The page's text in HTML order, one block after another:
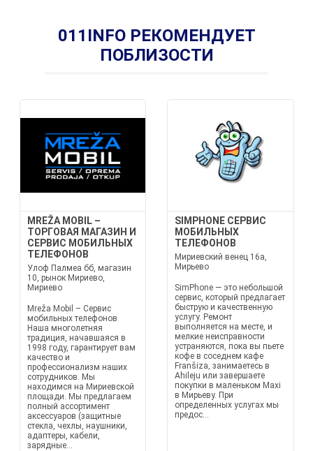
011INFO РЕКОМЕНДУЕТ
ПОБЛИЗОСТИ
MREŽA MOBIL –
ТОРГОВАЯ МАГАЗИН И
СЕРВИС МОБИЛЬНЫХ
ТЕЛЕФОНОВ
Улоф Палмеа бб, магазин
10, рынок Мириево,
Мириево
Mreža Mobil – Сервис
мобильных телефонов
Наша многолетняя
традиция, начавшаяся в
1998 году, гарантирует вам
качество и
профессионализм наших
сотрудников. Мы
находимся на Мириевской
площади. Мы предлагаем
полный ассортимент
аксессуаров (защитные
стекла, чехлы, наушники,
адаптеры, кабели,
зарядные...
SIMPHONE СЕРВИС
МОБИЛЬНЫХ
ТЕЛЕФОНОВ
Мириевский венец 16а,
Мирьево
SimPhone — это небольшой
сервис, который предлагает
быструю и качественную
услугу. Ремонт
выполняется на месте, и
мелкие неисправности
устраняются, пока вы пьете
кофе в соседнем кафе
Franšiza, занимаетесь в
Ahileju или завершаете
покупки в маленьком Maxi
в Мирьеву. При
определенных услугах мы
предос...